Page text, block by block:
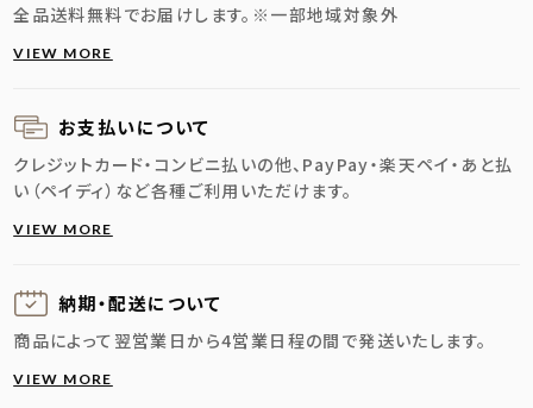
全品送料無料でお届けします。 ※一部地域対象外
VIEW MORE
お支払いについて
クレジットカード・コンビニ払いの他、PayPay・楽天ペイ・あと払
い（ペイディ）など各種ご利用いただけます。
VIEW MORE
納期・配送に ついて
商品によって翌営業日から4営業日程の間で発送いたします。
VIEW MORE